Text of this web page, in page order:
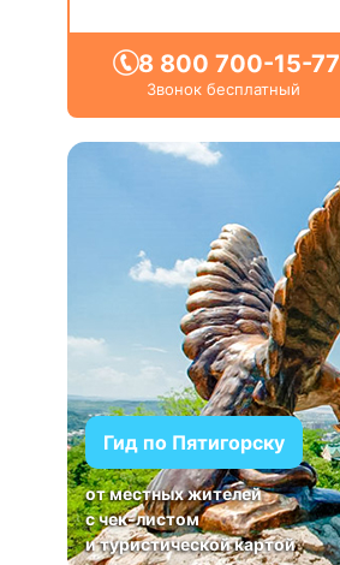
8 800 700-15-77
Звонок бесплатный
Гид по Пятигорску
от местных жителей
с чек-листом
и туристической картой